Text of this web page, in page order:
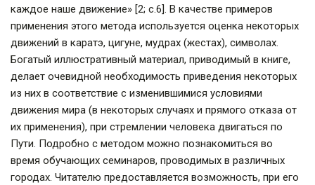
каждое наше движение» [2; с.6]. В качестве примеров
применения этого метода используется оценка некоторых
движений в каратэ, цигуне, мудрах (жестах), символах.
Богатый иллюстративный материал, приводимый в книге,
делает очевидной необходимость приведения некоторых
из них в соответствие с изменившимися условиями
движения мира (в некоторых случаях и прямого отказа от
их применения), при стремлении человека двигаться по
Пути. Подробно с методом можно познакомиться во
время обучающих семинаров, проводимых в различных
городах. Читателю предоставляется возможность, при его